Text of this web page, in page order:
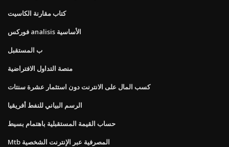
كتاب مقارنة الكاسيت
فوركس analisis الأساسية
ب المستقبل
منصة التداول الافتراضية
كسب المال على الانترنت دون استثمار عشرة سنتات
الرسم البياني للنفط أفريقيا
حساب القيمة المستقبلية باهتمام بسيط
Mtb المصرفية عبر الإنترنت الشخصية